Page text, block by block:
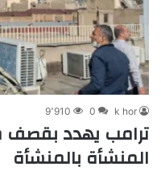
k hor
0 9٬910
ترامب يهدد بقصف
المنشأة بالمنشأة